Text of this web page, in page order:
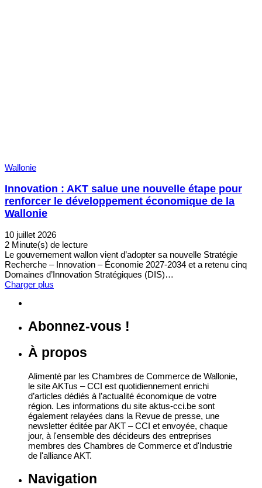
Wallonie
Innovation : AKT salue une nouvelle étape pour
renforcer le développement économique de la
Wallonie
10 juillet 2026
2 Minute(s) de lecture
Le gouvernement wallon vient d’adopter sa nouvelle Stratégie
Recherche – Innovation – Économie 2027-2034 et a retenu cinq
Domaines d’Innovation Stratégiques (DIS)…
Charger plus
Abonnez-vous !
À propos
Alimenté par les Chambres de Commerce de Wallonie,
le site AKTus – CCI est quotidiennement enrichi
d’articles dédiés à l’actualité économique de votre
région. Les informations du site aktus-cci.be sont
également relayées dans la Revue de presse, une
newsletter éditée par AKT – CCI et envoyée, chaque
jour, à l'ensemble des décideurs des entreprises
membres des Chambres de Commerce et d'Industrie
de l'alliance AKT.
Navigation